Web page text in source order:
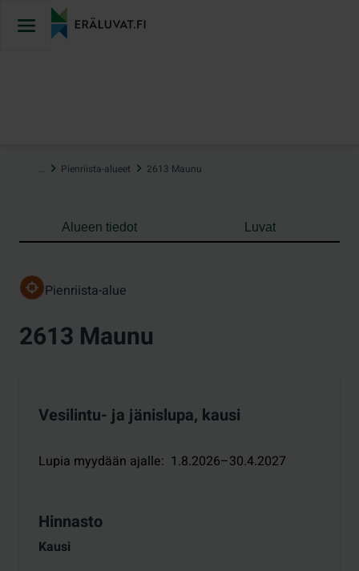
sisältöön
… Pienriista-alueet 2613 Maunu
Alueen tiedot Luvat
Pienriista-alue
2613 Maunu
Vesilintu- ja jänislupa, kausi
Lupia myydään ajalle: 1.8.2026–30.4.2027
Hinnasto
Kausi